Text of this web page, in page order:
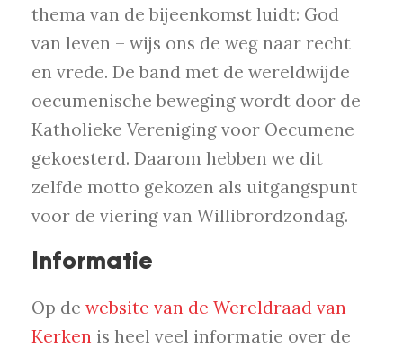
thema van de bijeenkomst luidt: God
van leven – wijs ons de weg naar recht
en vrede. De band met de wereldwijde
oecumenische beweging wordt door de
Katholieke Vereniging voor Oecumene
gekoesterd. Daarom hebben we dit
zelfde motto gekozen als uitgangspunt
voor de viering van Willibrordzondag.
Informatie
Op de website van de Wereldraad van
Kerken is heel veel informatie over de